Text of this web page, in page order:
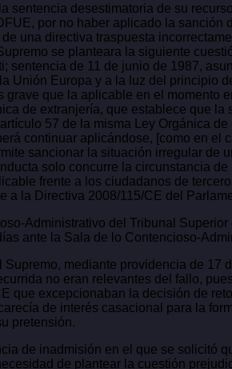
desestimatoria de su
por no haber aplicado la sanción
una directiva traspuesta
se planteara la siguiente
de 11 de junio de 1987,
Unión Europa y a la luz del principio
que la aplicable en el momento
de extranjería, que establece que
57 de la misma Ley Orgánica
continuar aplicándose, [como en el
sancionar la situación irregular de
solo concurre la circunstancia
frente a los ciudadanos de
la Directiva 2008/115/CE del
Administrativo del Tribunal
ante la Sala de lo Contencioso-
mediante providencia de 17
no eran relevantes del fallo,
que excepcionaban la decisión de
de interés casacional para la
pretensión.
de inadmisión en el que se solicitó
de plantear la cuestión